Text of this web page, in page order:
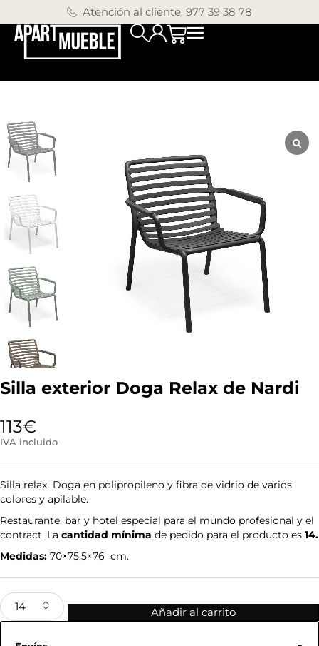
Atención al cliente: 977 39 38 78
Silla exterior Doga Relax de Nardi
113€
IVA incluido
Silla relax Doga en polipropileno y fibra de vidrio de varios
colores y apilable.
Restaurante, bar y hotel especial para el mundo profesional y el
contract. La cantidad mínima de pedido para el producto es 14.
Medidas: 70×75.5×76 cm.
Añadir al carrito